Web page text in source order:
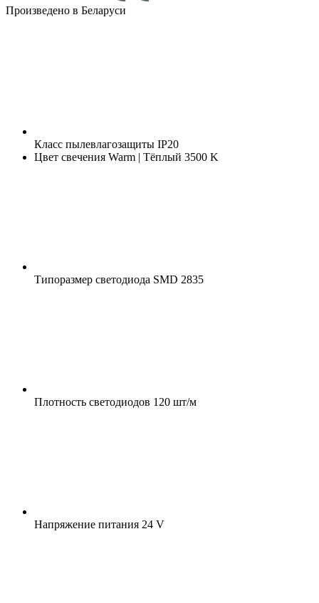
Произведено в Беларуси
Класс пылевлагозащиты IP20
Цвет свечения Warm | Тёплый 3500 K
Типоразмер светодиода SMD 2835
Плотность светодиодов 120 шт/м
Напряжение питания 24 V